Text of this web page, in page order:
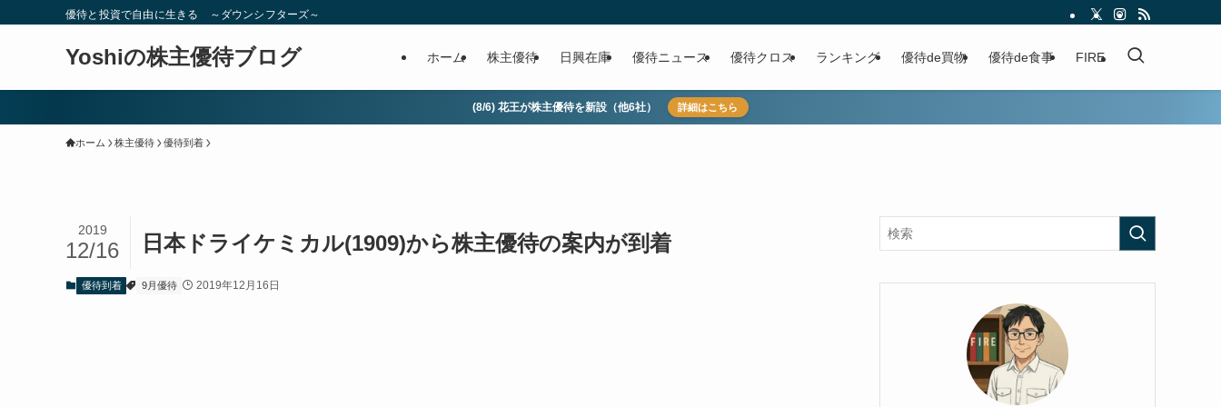
優待と投資で自由に生きる ～ダウンシフターズ～
Yoshiの株主優待ブログ ホーム 株主優待 日興在庫 優待ニュース 優待クロス ランキング 優待de買物 優待de食事 FIRE
(8/6) 花王が株主優待を新設（他6社） 詳細はこちら
ホーム 株主優待 優待到着
日本ドライケミカル(1909)から株主優待の案内が到着
2019
12/16
優待到着 9月優待 2019年12月16日